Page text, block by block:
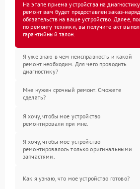
На этапе приема устройства на
ремонт вам будет предоставлен заказ-
обязательств на ваше устройство. Далее,
по ремонту техники, вы получите акт
гарантийный талон.
Я уже знаю в чем неисправность и какой
ремонт необходим. Для чего проводить
диагностику?
Мне нужен срочный ремонт. Сможете
сделать?
Я хочу, чтобы мое устройство
ремонтировали при мне.
Я хочу, чтобы мое устройство
ремонтировалось только оригинальными
запчастями.
Как я узнаю, что мое устройство готово?